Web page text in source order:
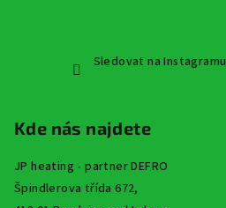
Sledovat na Instagramu
Kde nás najdete
JP heating - partner DEFRO
Špindlerova třída 672,